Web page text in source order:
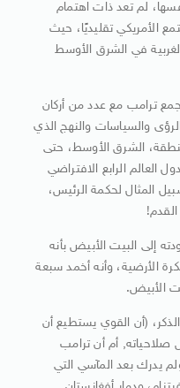
لم تعد ذات اهتمام
الأمريكي تقليديًا، حيث
في الشرق الأوسط
ترامب مع عدد من أركان
والسياسات والنهج الذي
الشرق الأوسط، حتى
العالم الرابع الافتراضي
المثال لحكمة الرئيس،
إلى البيت الأبيض بأنه
الأرضية، وأنه أخمد سبعة
الأبيض.
(أن القوي يستطيع أن
أم أن ترامب
يدرك بعد المآسي التي